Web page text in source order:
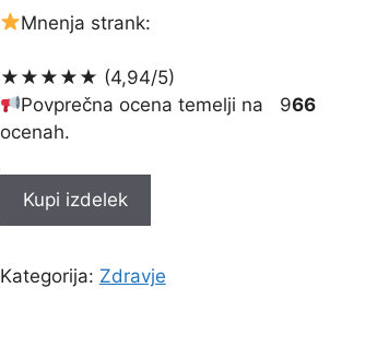
Mnenja strank:
★★★★★ (4,94/5)
Povprečna ocena temelji na 966
ocenah.
Kupi izdelek
Kategorija: Zdravje